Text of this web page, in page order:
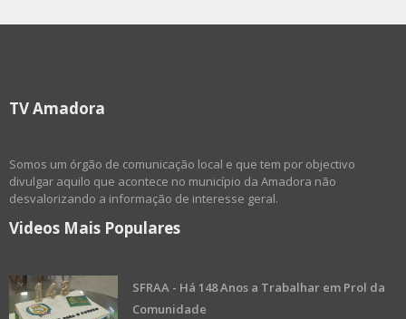
TV Amadora
Somos um órgão de comunicação local e que tem por objectivo
divulgar aquilo que acontece no município da Amadora não
desvalorizando a informação de interesse geral.
Videos Mais Populares
SFRAA - Há 148 Anos a Trabalhar em Prol da
Comunidade